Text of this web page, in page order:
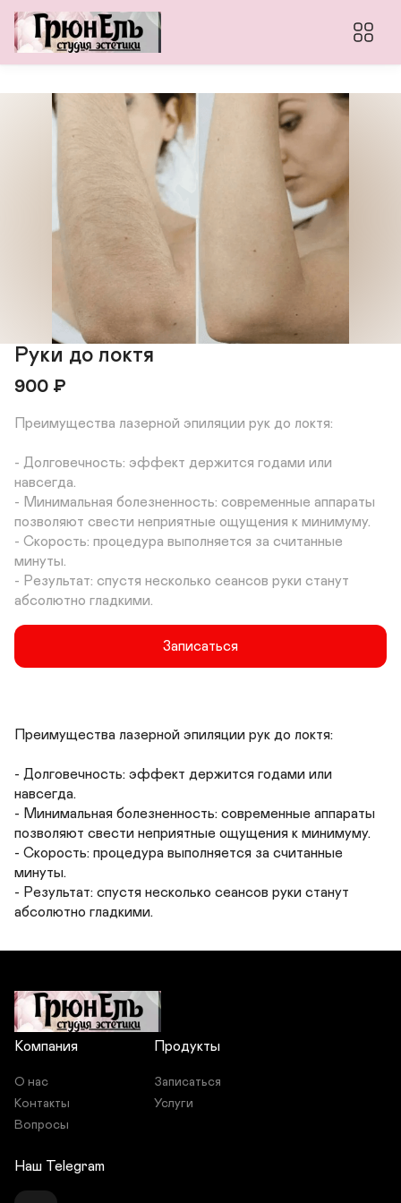
Руки до локтя
900 ₽
Преимущества лазерной эпиляции рук до локтя:
- Долговечность: эффект держится годами или
навсегда.
- Минимальная болезненность: современные аппараты
позволяют свести неприятные ощущения к минимуму.
- Скорость: процедура выполняется за считанные
минуты.
- Результат: спустя несколько сеансов руки станут
абсолютно гладкими.
Записаться
Преимущества лазерной эпиляции рук до локтя:
- Долговечность: эффект держится годами или
навсегда.
- Минимальная болезненность: современные аппараты
позволяют свести неприятные ощущения к минимуму.
- Скорость: процедура выполняется за считанные
минуты.
- Результат: спустя несколько сеансов руки станут
абсолютно гладкими.
Компания
О нас
Контакты
Вопросы
Продукты
Записаться
Услуги
Наш Telegram